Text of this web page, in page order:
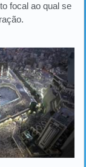
focal ao qual se